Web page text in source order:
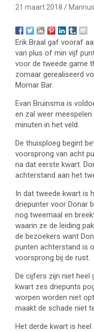
21 maart 2018
Erik Braal gaf vooraf
van plus of min vijf
voor de tweede game
zomaar gerealiseerd
Mornar Bar.
Evan Bruinsma is
en zal weer
minuten in het veld.
De thuisploeg begint
voorsprong van acht
na dat eerste kwart.
achterstand aan het
In dat tweede kwart is
driepunter voor Donar
nog tweemaal en
waarin ze de leiding
de bezoekers want
punten achterstand is
voorsprong bij de rust.
De cijfers zijn niet heel
kwart zes driepunts
worpen worden niet
maakt de schade niet
Het derde kwart is